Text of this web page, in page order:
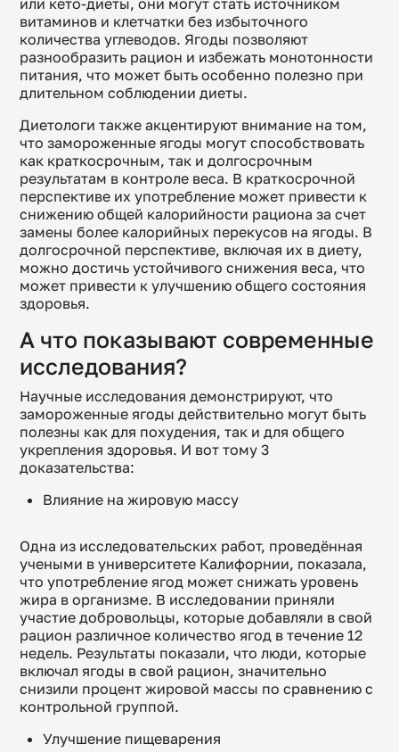
или кето-диеты, они могут стать источником
витаминов и клетчатки без избыточного
количества углеводов. Ягоды позволяют
разнообразить рацион и избежать монотонности
питания, что может быть особенно полезно при
длительном соблюдении диеты.
Диетологи также акцентируют внимание на том,
что замороженные ягоды могут способствовать
как краткосрочным, так и долгосрочным
результатам в контроле веса. В краткосрочной
перспективе их употребление может привести к
снижению общей калорийности рациона за счет
замены более калорийных перекусов на ягоды. В
долгосрочной перспективе, включая их в диету,
можно достичь устойчивого снижения веса, что
может привести к улучшению общего состояния
здоровья.
А что показывают современные
исследования?
Научные исследования демонстрируют, что
замороженные ягоды действительно могут быть
полезны как для похудения, так и для общего
укрепления здоровья. И вот тому 3
доказательства:
Влияние на жировую массу
Одна из исследовательских работ, проведённая
учеными в университете Калифорнии, показала,
что употребление ягод может снижать уровень
жира в организме. В исследовании приняли
участие добровольцы, которые добавляли в свой
рацион различное количество ягод в течение 12
недель. Результаты показали, что люди, которые
включал ягоды в свой рацион, значительно
снизили процент жировой массы по сравнению с
контрольной группой.
Улучшение пищеварения